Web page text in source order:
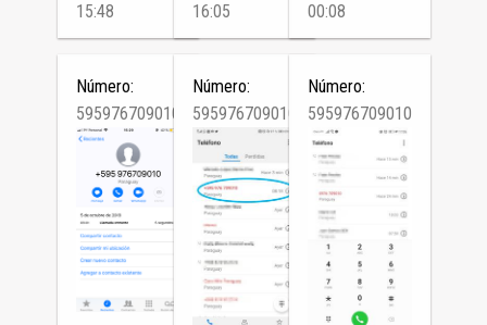
15:48
16:05
00:08
Número:
595976709010
Número:
595976709010
Número:
595976709010